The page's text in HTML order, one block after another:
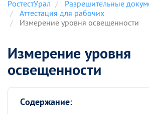
РостестУрал
Разрешительные
Аттестация для рабочих
Измерение уровня освещенности
Измерение уровня
освещенности
Содержание: